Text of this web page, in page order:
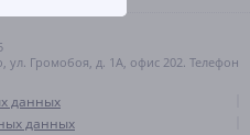
ул. Громобоя, д. 1А, офис 202. Телефон
данных
данных